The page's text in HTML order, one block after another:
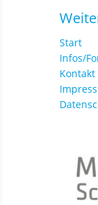
Start
Infos/
Kontakt